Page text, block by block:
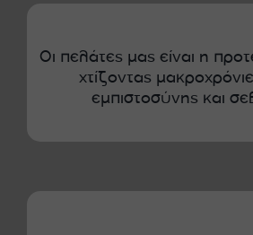
Οι πελάτες μας είναι η
χτίζοντας
εμπιστοσύνης και